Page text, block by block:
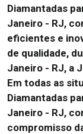
Diamantadas
Janeiro - RJ,
eficientes e
de qualidade,
Janeiro - RJ, a
Em todas as
Diamantadas
Janeiro - RJ,
compromisso